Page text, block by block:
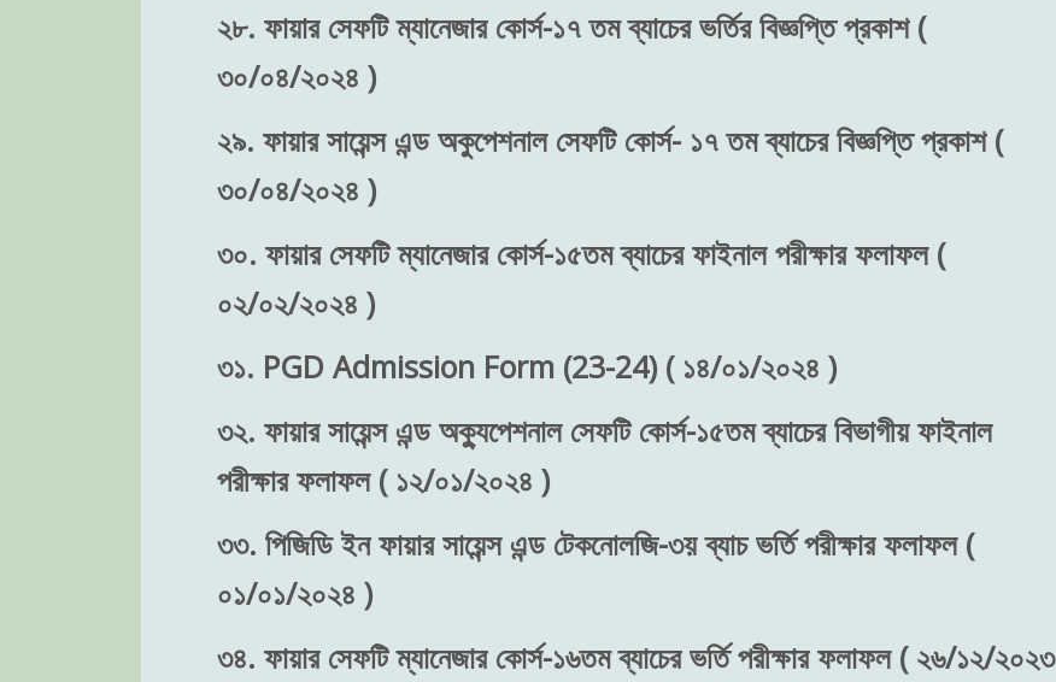
২৮. ফায়ার সেফটি ম্যানেজার কোর্স-১৭ তম ব্যাচের ভর্তির বিজ্ঞপ্তি প্রকাশ (
৩০/০৪/২০২৪ )
২৯. ফায়ার সায়েন্স এন্ড অকুপেশনাল সেফটি কোর্স- ১৭ তম ব্যাচের বিজ্ঞপ্তি প্রকাশ (
৩০/০৪/২০২৪ )
৩০. ফায়ার সেফটি ম্যানেজার কোর্স-১৫তম ব্যাচের ফাইনাল পরীক্ষার ফলাফল (
০২/০২/২০২৪ )
৩১. PGD Admission Form (23-24) ( ১৪/০১/২০২৪ )
৩২. ফায়ার সায়েন্স এন্ড অক্যুপেশনাল সেফটি কোর্স-১৫তম ব্যাচের বিভাগীয় ফাইনাল
পরীক্ষার ফলাফল ( ১২/০১/২০২৪ )
৩৩. পিজিডি ইন ফায়ার সায়েন্স এন্ড টেকনোলজি-৩য় ব্যাচ ভর্তি পরীক্ষার ফলাফল (
০১/০১/২০২৪ )
৩৪. ফায়ার সেফটি ম্যানেজার কোর্স-১৬তম ব্যাচের ভর্তি পরীক্ষার ফলাফল ( ২৬/১২/২০২৩